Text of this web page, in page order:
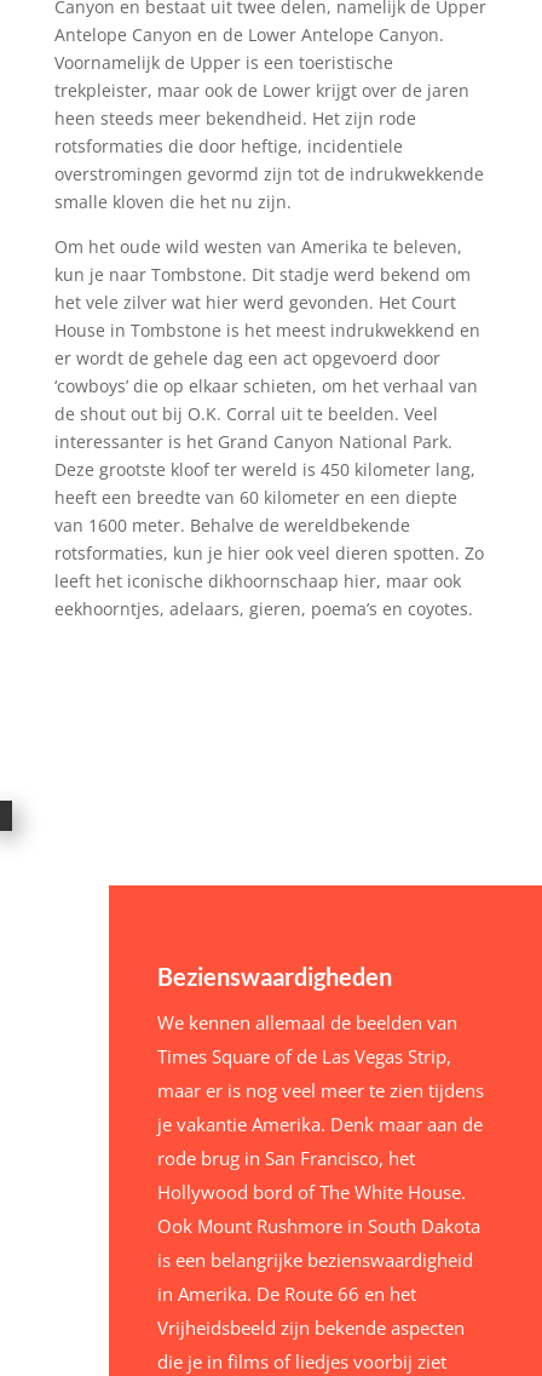
Canyon en bestaat uit twee delen, namelijk de Upper
Antelope Canyon en de Lower Antelope Canyon.
Voornamelijk de Upper is een toeristische
trekpleister, maar ook de Lower krijgt over de jaren
heen steeds meer bekendheid. Het zijn rode
rotsformaties die door heftige, incidentiele
overstromingen gevormd zijn tot de indrukwekkende
smalle kloven die het nu zijn.
Om het oude wild westen van Amerika te beleven,
kun je naar Tombstone. Dit stadje werd bekend om
het vele zilver wat hier werd gevonden. Het Court
House in Tombstone is het meest indrukwekkend en
er wordt de gehele dag een act opgevoerd door
‘cowboys’ die op elkaar schieten, om het verhaal van
de shout out bij O.K. Corral uit te beelden. Veel
interessanter is het Grand Canyon National Park.
Deze grootste kloof ter wereld is 450 kilometer lang,
heeft een breedte van 60 kilometer en een diepte
van 1600 meter. Behalve de wereldbekende
rotsformaties, kun je hier ook veel dieren spotten. Zo
leeft het iconische dikhoornschaap hier, maar ook
eekhoorntjes, adelaars, gieren, poema’s en coyotes.
Bezienswaardigheden
We kennen allemaal de beelden van
Times Square of de Las Vegas Strip,
maar er is nog veel meer te zien tijdens
je vakantie Amerika. Denk maar aan de
rode brug in San Francisco, het
Hollywood bord of The White House.
Ook Mount Rushmore in South Dakota
is een belangrijke bezienswaardigheid
in Amerika. De Route 66 en het
Vrijheidsbeeld zijn bekende aspecten
die je in films of liedjes voorbij ziet